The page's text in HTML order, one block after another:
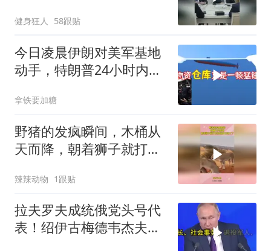
健身狂人 58跟贴
今日凌晨伊朗对美军基地
动手，特朗普24小时内服
拿铁要加糖
野猪的发疯瞬间，木桶从
天而降，朝着狮子就打去
辣辣动物 1跟贴
拉夫罗夫成统俄党头号代
表！绍伊古梅德韦杰夫双